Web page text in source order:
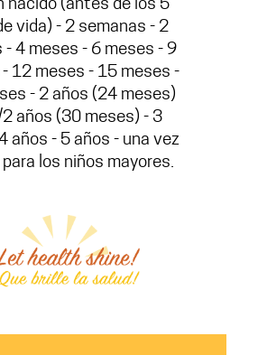
nacido (antes de los 5
vida) - 2 semanas - 2
- 4 meses - 6 meses - 9
12 meses - 15 meses -
- 2 años (24 meses)
años (30 meses) - 3
años - 5 años - una vez
para los niños mayores.